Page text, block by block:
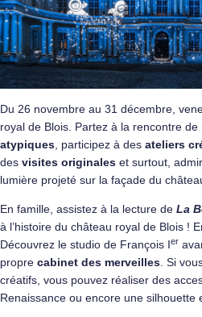
Du 26 novembre au 31 décembre,
royal de Blois. Partez à la rencontre de
atypiques , participez à des ateliers
des visites originales et surtout,
lumière projeté sur la façade du
En famille, assistez à la lecture de La
à l’histoire du château royal de Blois !
Découvrez le studio de François Ier
propre cabinet des merveilles . Si
créatifs, vous pouvez réaliser des
Renaissance ou encore une silhouette